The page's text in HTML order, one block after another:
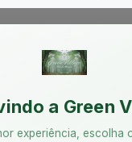
a Green
experiência, escolha